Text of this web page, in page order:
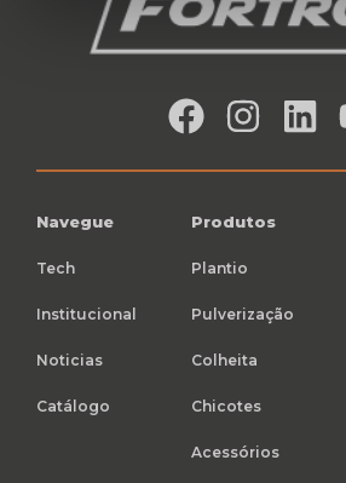
Navegue
Tech
Institucional
Noticias
Catálogo
Produtos
Plantio
Pulverização
Colheita
Chicotes
Acessórios